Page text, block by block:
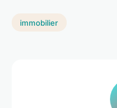
immobilier